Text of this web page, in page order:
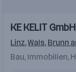
Einblicke
KE KELIT GmbH
Linz,Wals, Brunn
Bau, Immobilien,